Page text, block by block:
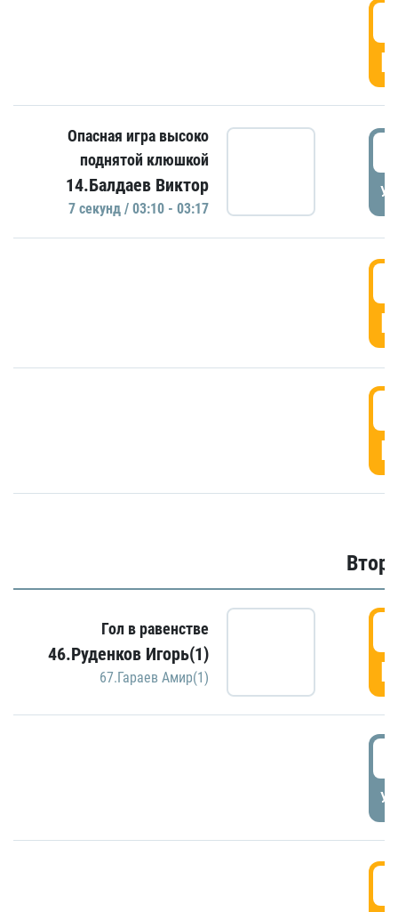
Опасная игра высоко
поднятой клюшкой
14.Балдаев Виктор
7 секунд / 03:10 - 03:17
Гол в равенстве
46.Руденков Игорь(1)
67.Гараев Амир(1)